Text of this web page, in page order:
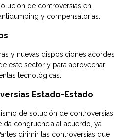
de controversias en
y compensatorias.
y nuevas disposiciones acordes
este sector y para aprovechar
tecnológicas.
Estado-Estado
de solución de controversias
da congruencia al acuerdo, ya
dirimir las controversias que